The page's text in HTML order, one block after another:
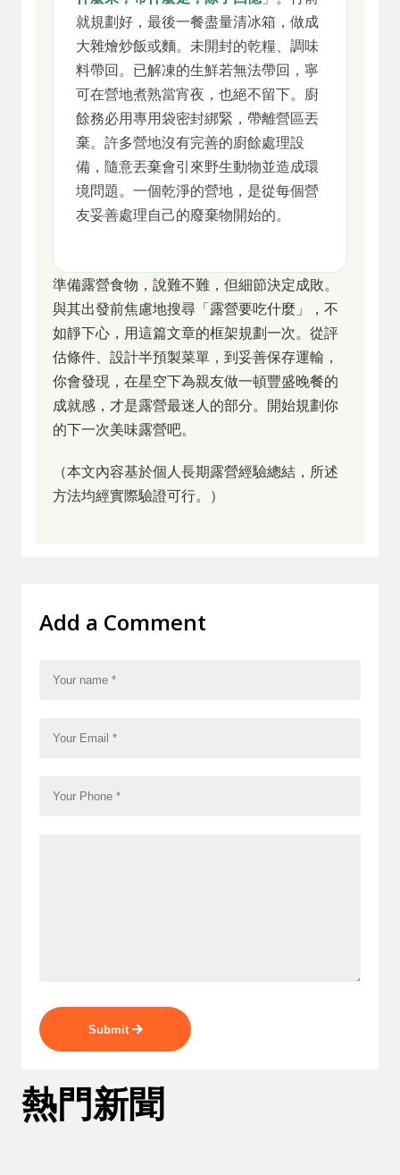
就規劃好，最後一餐盡量清冰箱，做成
大雜燴炒飯或麵。未開封的乾糧、調味
料帶回。已解凍的生鮮若無法帶回，寧
可在營地煮熟當宵夜，也絕不留下。廚
餘務必用專用袋密封綁緊，帶離營區丟
棄。許多營地沒有完善的廚餘處理設
備，隨意丟棄會引來野生動物並造成環
境問題。一個乾淨的營地，是從每個營
友妥善處理自己的廢棄物開始的。
準備露營食物，說難不難，但細節決定成敗。
與其出發前焦慮地搜尋「露營要吃什麼」，不
如靜下心，用這篇文章的框架規劃一次。從評
估條件、設計半預製菜單，到妥善保存運輸，
你會發現，在星空下為親友做一頓豐盛晚餐的
成就感，才是露營最迷人的部分。開始規劃你
的下一次美味露營吧。
（本文內容基於個人長期露營經驗總結，所述
方法均經實際驗證可行。）
Add a Comment
Submit
熱門新聞